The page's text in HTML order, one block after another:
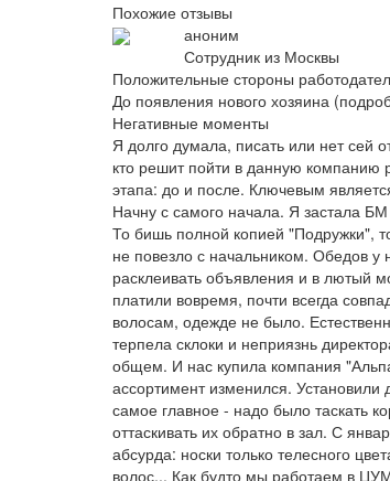
Похожие отзывы
аноним
Сотрудник из Москвы
Положительные стороны
До появления нового хозяина
Негативные моменты
Я долго думала, писать или нет сей
кто решит пойти в данную компанию
этапа: до и после. Ключевым
Начну с самого начала. Я застала
То бишь полной копией "Подружки",
не повезло с начальником. Обедов
расклеивать объявления и в лютый
платили вовремя, почти всегда
волосам, одежде не было.
терпела склоки и неприязнь
общем. И нас купила компания
ассортимент изменился.
самое главное - надо было таскать
оттаскивать их обратно в зал. С
абсурда: носки только телесного
волос... Как будто мы работаем в